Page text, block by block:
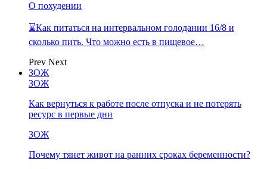
О похудении
⌛Как питаться на интервальном голодании 16/8 и
сколько пить. Что можно есть в пищевое…
Prev Next
ЗОЖ
ЗОЖ
Как вернуться к работе после отпуска и не потерять
ресурс в первые дни
ЗОЖ
Почему тянет живот на ранних сроках беременности?